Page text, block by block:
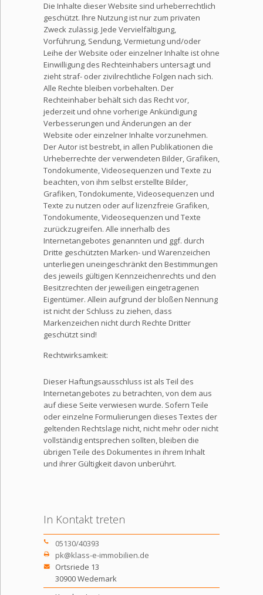
Die Inhalte dieser Website sind urheberrechtlich
geschützt. Ihre Nutzung ist nur zum privaten
Zweck zulässig. Jede Vervielfältigung,
Vorführung, Sendung, Vermietung und/oder
Leihe der Website oder einzelner Inhalte ist ohne
Einwilligung des Rechteinhabers untersagt und
zieht straf- oder zivilrechtliche Folgen nach sich.
Alle Rechte bleiben vorbehalten. Der
Rechteinhaber behält sich das Recht vor,
jederzeit und ohne vorherige Ankündigung
Verbesserungen und Änderungen an der
Website oder einzelner Inhalte vorzunehmen.
Der Autor ist bestrebt, in allen Publikationen die
Urheberrechte der verwendeten Bilder, Grafiken,
Tondokumente, Videosequenzen und Texte zu
beachten, von ihm selbst erstellte Bilder,
Grafiken, Tondokumente, Videosequenzen und
Texte zu nutzen oder auf lizenzfreie Grafiken,
Tondokumente, Videosequenzen und Texte
zurückzugreifen. Alle innerhalb des
Internetangebotes genannten und ggf. durch
Dritte geschützten Marken- und Warenzeichen
unterliegen uneingeschränkt den Bestimmungen
des jeweils gültigen Kennzeichenrechts und den
Besitzrechten der jeweiligen eingetragenen
Eigentümer. Allein aufgrund der bloßen Nennung
ist nicht der Schluss zu ziehen, dass
Markenzeichen nicht durch Rechte Dritter
geschützt sind!
Rechtwirksamkeit:
Dieser Haftungsausschluss ist als Teil des
Internetangebotes zu betrachten, von dem aus
auf diese Seite verwiesen wurde. Sofern Teile
oder einzelne Formulierungen dieses Textes der
geltenden Rechtslage nicht, nicht mehr oder nicht
vollständig entsprechen sollten, bleiben die
übrigen Teile des Dokumentes in ihrem Inhalt
und ihrer Gültigkeit davon unberührt.
In Kontakt treten
05130/40393
pk@klass-e-immobilien.de
Ortsriede 13
30900 Wedemark